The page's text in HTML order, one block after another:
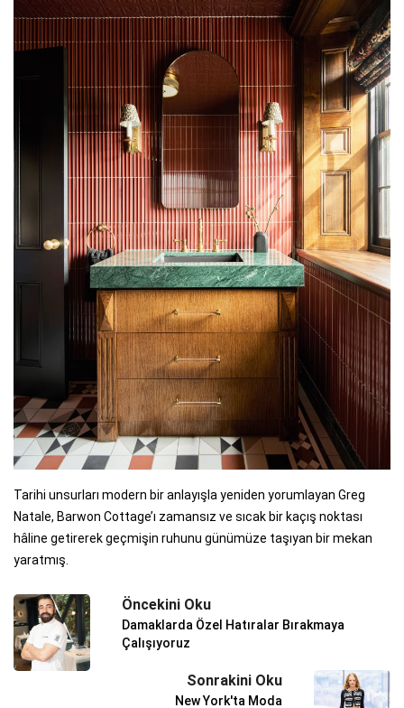
Tarihi unsurları modern bir anlayışla yeniden yorumlayan Greg
Natale, Barwon Cottage’ı zamansız ve sıcak bir kaçış noktası
hâline getirerek geçmişin ruhunu günümüze taşıyan bir mekan
yaratmış.
Öncekini Oku
Damaklarda Özel Hatıralar Bırakmaya
Çalışıyoruz
Sonrakini Oku
New York'ta Moda